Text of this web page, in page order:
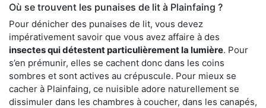
Où se trouvent les punaises de lit à Plainfaing ?
Pour dénicher des punaises de lit, vous devez
impérativement savoir que vous avez affaire à des
insectes qui détestent particulièrement la lumière. Pour
s’en prémunir, elles se cachent donc dans les coins
sombres et sont actives au crépuscule. Pour mieux se
cacher à Plainfaing, ce nuisible adore naturellement se
dissimuler dans les chambres à coucher, dans les canapés,